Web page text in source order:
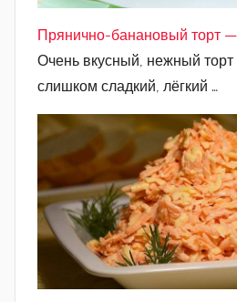
Прянично-банановый торт
Очень вкусный, нежный
слишком сладкий, лёгкий …